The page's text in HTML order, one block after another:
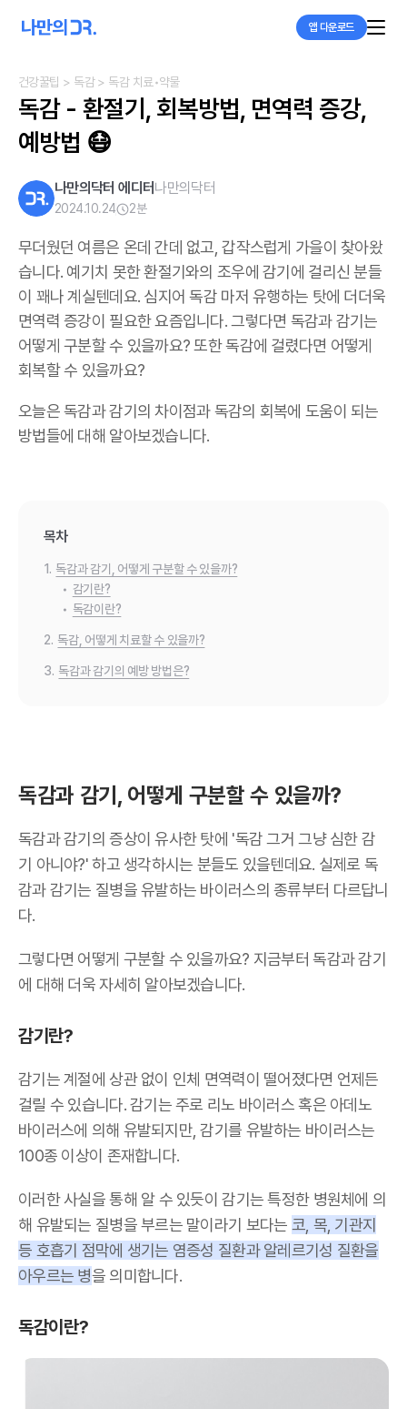
앱 다운로드
건강꿀팁 > 독감> 독감 치료•약물
독감 - 환절기, 회복방법, 면역력 증강,
예방법 😷
나만의닥터 에디터나만의닥터
2024.10.24 2분
무더웠던 여름은 온데 간데 없고, 갑작스럽게 가을이 찾아왔
습니다. 예기치 못한 환절기와의 조우에 감기에 걸리신 분들
이 꽤나 계실텐데요. 심지어 독감 마저 유행하는 탓에 더더욱
면역력 증강이 필요한 요즘입니다. 그렇다면 독감과 감기는
어떻게 구분할 수 있을까요? 또한 독감에 걸렸다면 어떻게
회복할 수 있을까요?
오늘은 독감과 감기의 차이점과 독감의 회복에 도움이 되는
방법들에 대해 알아보겠습니다.
목차
1. 독감과 감기, 어떻게 구분할 수 있을까?
• 감기란?
• 독감이란?
2. 독감, 어떻게 치료할 수 있을까?
3. 독감과 감기의 예방 방법은?
독감과 감기, 어떻게 구분할 수 있을까?
독감과 감기의 증상이 유사한 탓에 '독감 그거 그냥 심한 감
기 아니야?' 하고 생각하시는 분들도 있을텐데요. 실제로 독
감과 감기는 질병을 유발하는 바이러스의 종류부터 다르답니
다.
그렇다면 어떻게 구분할 수 있을까요? 지금부터 독감과 감기
에 대해 더욱 자세히 알아보겠습니다.
감기란?
감기는 계절에 상관 없이 인체 면역력이 떨어졌다면 언제든
걸릴 수 있습니다. 감기는 주로 리노 바이러스 혹은 아데노
바이러스에 의해 유발되지만, 감기를 유발하는 바이러스는
100종 이상이 존재합니다.
이러한 사실을 통해 알 수 있듯이 감기는 특정한 병원체에 의
해 유발되는 질병을 부르는 말이라기 보다는 코, 목, 기관지
등 호흡기 점막에 생기는 염증성 질환과 알레르기성 질환을
아우르는 병을 의미합니다.
독감이란?